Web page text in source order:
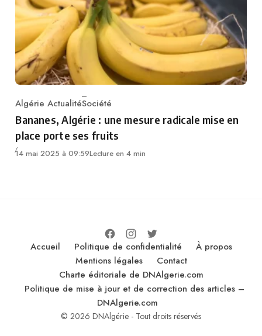
Category
Algérie ActualitéSociété
Bananes, Algérie : une mesure radicale mise en
place porte ses fruits
14 mai 2025 à 09:59Lecture en 4 min
Accueil Politique de confidentialité
À propos
Mentions légales
Contact
Charte éditoriale de DNAlgerie.com
Politique de mise à jour et de correction des articles –
DNAlgerie.com
© 2026 DNAlgérie - Tout droits réservés